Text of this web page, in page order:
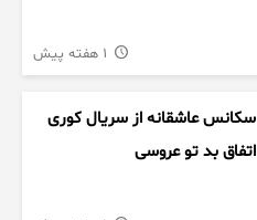
سکانس عاشقانه از سریال کوری
اتفاق بد تو عروسی